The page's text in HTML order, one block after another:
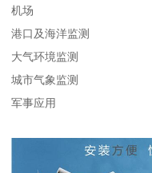
机场
港口及海洋监测
大气环境监测
城市气象监测
军事应用